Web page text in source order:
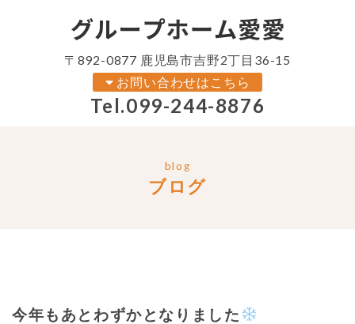
〒892-0877 鹿児島市吉野2丁目36-15
お問い合わせはこちら
Tel.099-244-8876
blog
ブログ
今年もあとわずかとなりました